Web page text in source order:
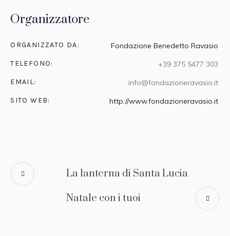
Organizzatore
ORGANIZZATO DA: Fondazione Benedetto Ravasio
TELEFONO: +39 375 5477 303
EMAIL: info@fondazioneravasio.it
SITO WEB: http://www.fondazioneravasio.it
La lanterna di Santa Lucia
Natale con i tuoi